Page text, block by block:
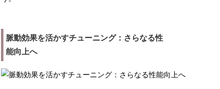
脈動効果を活かすチューニング：さらなる性
能向上へ